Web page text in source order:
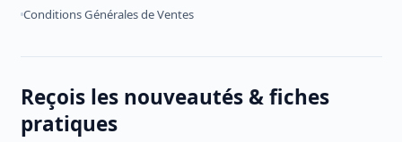
Conditions Générales de Ventes
Reçois les nouveautés & fiches
pratiques